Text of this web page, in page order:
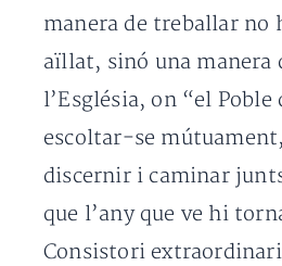
manera de treballar no
aïllat, sinó una manera
l’Església, on “el Poble
escoltar-se
discernir i caminar
que l’any que ve hi
Consistori